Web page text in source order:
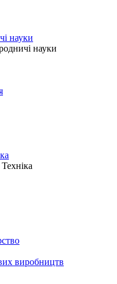
науки
науки
виробництв